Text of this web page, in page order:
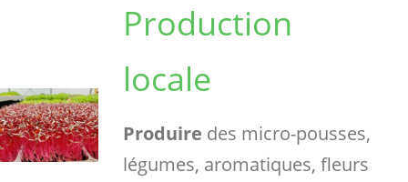
Production
locale
Produire des micro-pousses,
légumes, aromatiques, fleurs